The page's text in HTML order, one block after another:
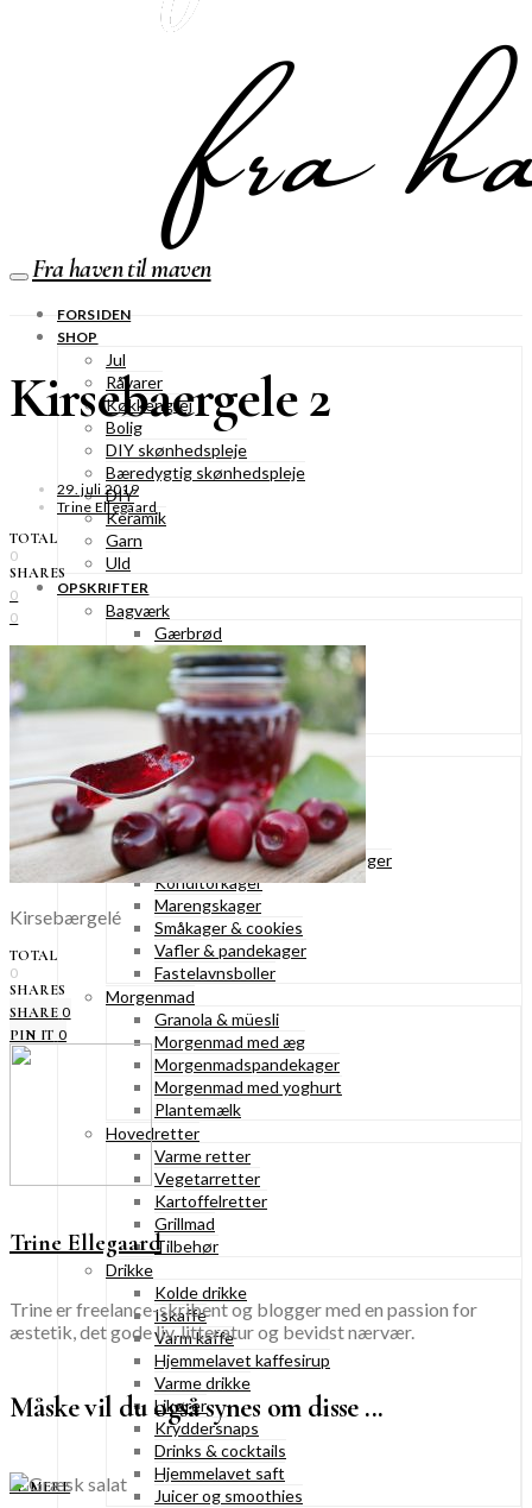
Fra haven til maven
FORSIDEN
SHOP
Jul
Råvarer
Køkkengrej
Bolig
DIY skønhedspleje
Bæredygtig skønhedspleje
DIY
Keramik
Garn
Uld
OPSKRIFTER
Bagværk
Gærbrød
Boller
Madbrød
Rugbrød
Kiks & knækbrød
Kager
Æblekager
Skærekager
Søde tærter
Muffins & cupcakes
Gærkager & sammenlagte kager
Konditorkager
Marengskager
Småkager & cookies
Vafler & pandekager
Fastelavnsboller
Morgenmad
Granola & müesli
Morgenmad med æg
Morgenmadspandekager
Morgenmad med yoghurt
Plantemælk
Hovedretter
Varme retter
Vegetarretter
Kartoffelretter
Grillmad
Tilbehør
Drikke
Kolde drikke
Iskaffe
Varm kaffe
Hjemmelavet kaffesirup
Varme drikke
Likører
Kryddersnaps
Drinks & cocktails
Hjemmelavet saft
Juicer og smoothies
Kirsebaergele 2
29. juli 2019
Trine Ellegaard
TOTAL
0
SHARES
0
0
Kirsebærgelé
TOTAL
0
SHARES
SHARE 0
PIN IT 0
Trine Ellegaard
Trine er freelance-skribent og blogger med en passion for
æstetik, det gode liv, litteratur og bevidst nærvær.
Måske vil du også synes om disse ...
SE MERE